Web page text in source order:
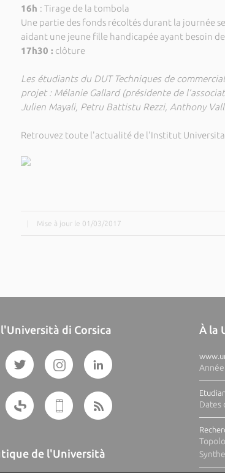
16h : Tirage de la tombola
Une partie des fonds récoltés durant la journée
aidant une jeune fille handicapée ayant besoin
17h30 : clôture
Les étudiants du DUT Techniques de
projet : Mélanie Gallard (présidente de
Julien Mayali, Petru Battistu Rezzi, Anthony
Retrouvez toute l'actualité de l'Institut
Mise à jour le 01/03/2017
di Corsica
de l'Università
À la
Dates